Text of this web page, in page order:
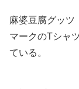
麻婆豆腐グッツ
マークのTシャ
ている。